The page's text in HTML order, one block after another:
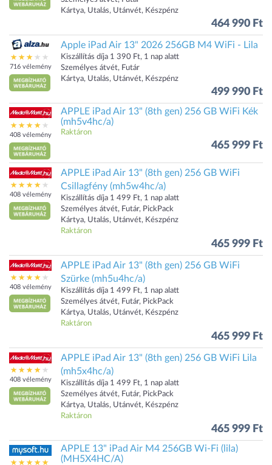
Kártya, Utalás, Utánvét, Készpénz
464 990 Ft
716 vélemény
Apple iPad Air 13" 2026 256GB M4 WiFi - Lila
Kiszállítás díja 1 390 Ft, 1 nap alatt
Személyes átvét, Futár
Kártya, Utalás, Utánvét, Készpénz
499 990 Ft
408 vélemény
APPLE iPad Air 13" (8th gen) 256 GB WiFi Kék
(mh5v4hc/a)
Raktáron
465 999 Ft
408 vélemény
APPLE iPad Air 13" (8th gen) 256 GB WiFi
Csillagfény (mh5w4hc/a)
Kiszállítás díja 1 499 Ft, 1 nap alatt
Személyes átvét, Futár, PickPack
Kártya, Utalás, Utánvét, Készpénz
Raktáron
465 999 Ft
408 vélemény
APPLE iPad Air 13" (8th gen) 256 GB WiFi
Szürke (mh5u4hc/a)
Kiszállítás díja 1 499 Ft, 1 nap alatt
Személyes átvét, Futár, PickPack
Kártya, Utalás, Utánvét, Készpénz
Raktáron
465 999 Ft
408 vélemény
APPLE iPad Air 13" (8th gen) 256 GB WiFi Lila
(mh5x4hc/a)
Kiszállítás díja 1 499 Ft, 1 nap alatt
Személyes átvét, Futár, PickPack
Kártya, Utalás, Utánvét, Készpénz
Raktáron
465 999 Ft
APPLE 13" iPad Air M4 256GB Wi-Fi (lila)
(MH5X4HC/A)